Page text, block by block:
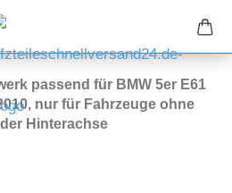
passend für BMW 5er E61
nur für Fahrzeuge ohne
Hinterachse